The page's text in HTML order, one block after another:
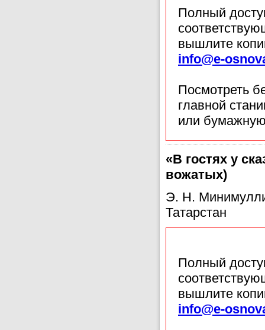
Полный
вышлите
info@e-
Посмотреть
главной
или
«В гостях у
вожатых)
Э. Н.
Татарстан
Полный
вышлите
info@e-